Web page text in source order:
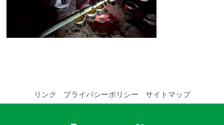
短期コース
留学コースのご案内
週末コース
リンク プライバシーポリシー サイトマップ